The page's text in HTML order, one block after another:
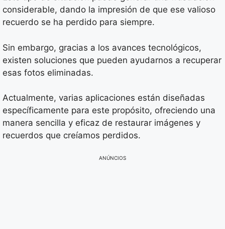
considerable, dando la impresión de que ese valioso
recuerdo se ha perdido para siempre.
Sin embargo, gracias a los avances tecnológicos,
existen soluciones que pueden ayudarnos a recuperar
esas fotos eliminadas.
Actualmente, varias aplicaciones están diseñadas
específicamente para este propósito, ofreciendo una
manera sencilla y eficaz de restaurar imágenes y
recuerdos que creíamos perdidos.
ANÚNCIOS